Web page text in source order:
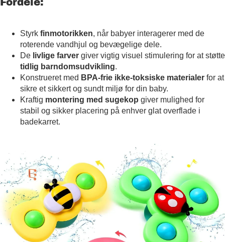
Styrk finmotorikken, når babyer interagerer med de
roterende vandhjul og bevægelige dele.
De livlige farver giver vigtig visuel stimulering for at støtte
tidlig barndomsudvikling.
Konstrueret med BPA-frie ikke-toksiske materialer for at
sikre et sikkert og sundt miljø for din baby.
Kraftig montering med sugekop giver mulighed for
stabil og sikker placering på enhver glat overflade i
badekarret.